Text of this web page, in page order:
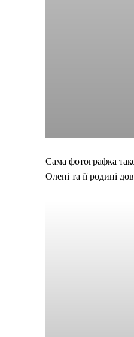
Сама фотографка
Олені та її родині